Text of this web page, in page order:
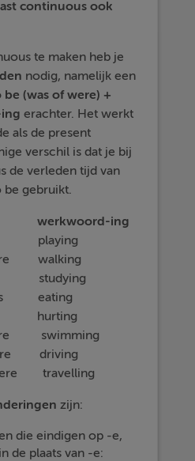
continuous ook
te maken heb je
nodig, namelijk een
be (was of were) +
erachter. Het werkt
als de present
verschil is dat je bij
de verleden tijd van
gebruikt.
ing
playing
walking
studying
eating
hurting
swimming
driving
travelling
zijn:
die eindigen op -e,
de plaats van -e: